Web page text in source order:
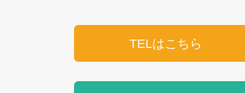
TELはこちら